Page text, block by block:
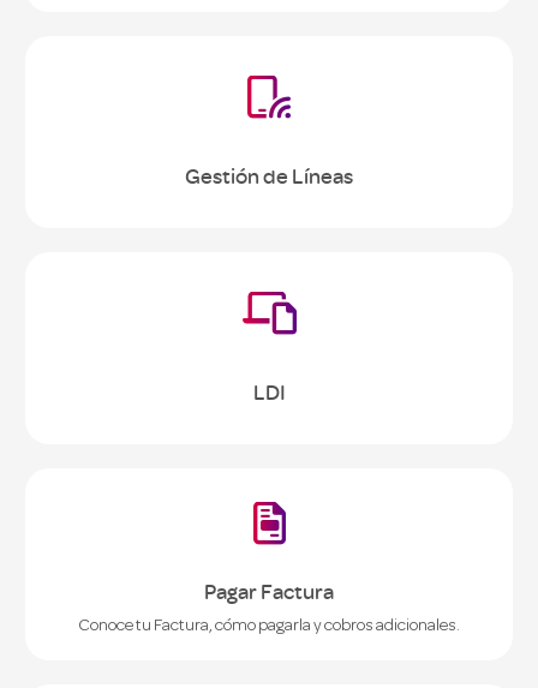

Gestión de Líneas

LDI

Pagar Factura
Conoce tu Factura, cómo pagarla y cobros adicionales.